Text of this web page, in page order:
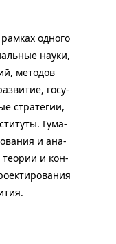
одного
науки,
методов
госу­
стра­тегии,
Гума­
и ана­
тео­рии и кон­